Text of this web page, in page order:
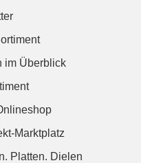
im Überblick
Marktplatz
Platten. Dielen